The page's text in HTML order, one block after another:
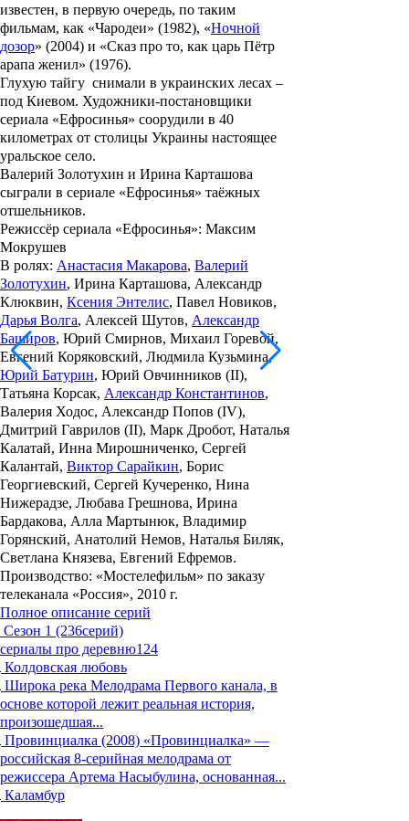
известен, в первую очередь, по таким
фильмам, как «Чародеи» (1982), «Ночной
дозор» (2004) и «Сказ про то, как царь Пётр
арапа женил» (1976).
Глухую тайгу снимали в украинских лесах –
под Киевом. Художники-постановщики
сериала «Ефросинья» соорудили в 40
километрах от столицы Украины настоящее
уральское село.
Валерий Золотухин и Ирина Карташова
сыграли в сериале «Ефросинья» таёжных
отшельников.
Режиссёр сериала «Ефросинья»: Максим
Мокрушев
В ролях: Анастасия Макарова, Валерий
Золотухин, Ирина Карташова, Александр
Клюквин, Ксения Энтелис, Павел Новиков,
Дарья Волга, Алексей Шутов, Александр
Баширов, Юрий Смирнов, Михаил Горевой,
Евгений Коряковский, Людмила Кузьмина,
Юрий Батурин, Юрий Овчинников (II),
Татьяна Корсак, Александр Константинов,
Валерия Ходос, Александр Попов (IV),
Дмитрий Гаврилов (II), Марк Дробот, Наталья
Калатай, Инна Мирошниченко, Сергей
Калантай, Виктор Сарайкин, Борис
Георгиевский, Сергей Кучеренко, Нина
Нижерадзе, Любава Грешнова, Ирина
Бардакова, Алла Мартынюк, Владимир
Горянский, Анатолий Немов, Наталья Биляк,
Светлана Князева, Евгений Ефремов.
Производство: «Мостелефильм» по заказу
телеканала «Россия», 2010 г.
Полное описание серий
Сезон 1 (236серий)
сериалы про деревню124
Колдовская любовь
Широка река Мелодрама Первого канала, в
основе которой лежит реальная история,
произошедшая...
Провинциалка (2008) «Провинциалка» —
российская 8-серийная мелодрама от
режиссера Артема Насыбулина, основанная...
Каламбур